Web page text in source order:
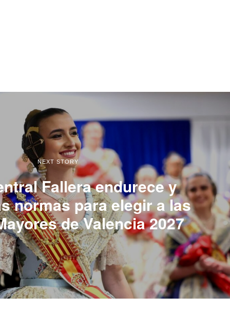
NEXT STORY
Fallera endurece y
normas para elegir a las
de Valencia 2027